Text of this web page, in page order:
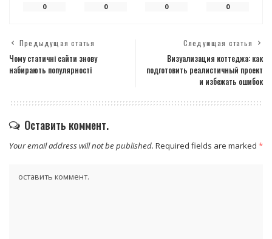
0 0 0 0
Предыдущая статья
Чому статичні сайти знову
набирають популярності
Следующая статья
Визуализация коттеджа: как
подготовить реалистичный проект
и избежать ошибок
Оставить коммент.
Your email address will not be published. Required fields are marked *